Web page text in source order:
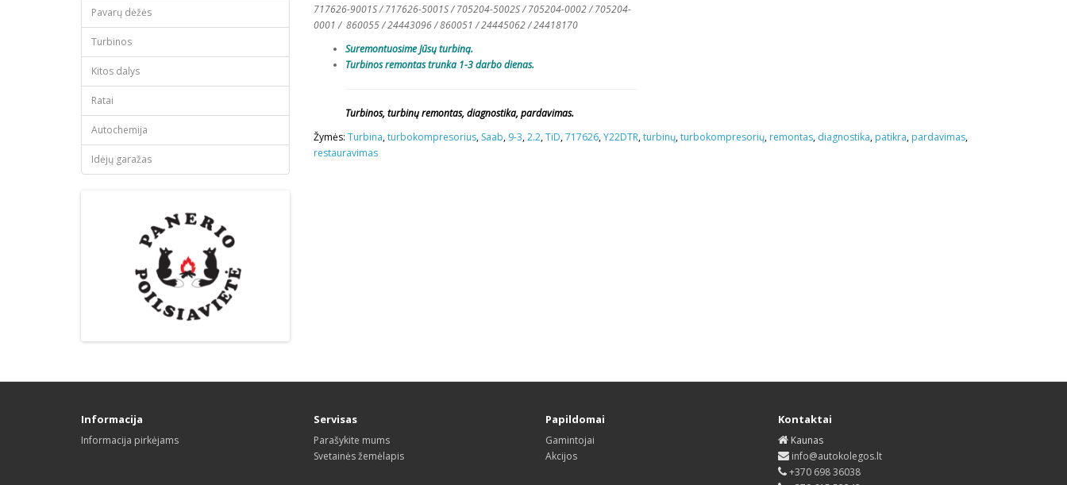
Pavarų dėžės
Turbinos
Kitos dalys
Ratai
Autochemija
Idėjų garažas
717626-9001S / 717626-5001S / 705204-5002S / 705204-0002 / 705204-
0001 / 860055 / 24443096 / 860051 / 24445062 / 24418170
Suremontuosime Jūsų turbiną.
Turbinos remontas trunka 1-3 darbo dienas.
Turbinos, turbinų remontas, diagnostika, pardavimas.
Žymės: Turbina,turbokompresorius, Saab, 9-3,2.2,TiD,717626,Y22DTR,turbinų,turbokompresorių, remontas, diagnostika, patikra, pardavimas,
restauravimas
Informacija
Informacija pirkėjams
Servisas
Parašykite mums
Svetainės žemėlapis
Papildomai
Gamintojai
Akcijos
Kontaktai
Kaunas
info@autokolegos.lt
+370 698 36038